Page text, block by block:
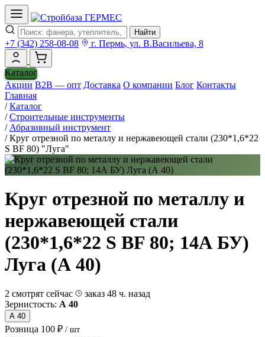
Найти
+7 (342) 258-08-08 г. Пермь, ул. В.Васильева, 8
Каталог
Акции B2B — опт Доставка О компании Блог Контакты
Главная
/ Каталог
/ Строительные инструменты
/ Абразивный инструмент
/ Круг отрезной по металлу и нержавеющей стали (230*1,6*22
S BF 80) "Луга"
Круг отрезной по металлу и
нержавеющей стали
(230*1,6*22 S BF 80; 14А БУ)
Луга (А 40)
2 смотрят сейчас
заказ 48 ч. назад
Зернистость: А 40
А 40
Розница 100 ₽ / шт